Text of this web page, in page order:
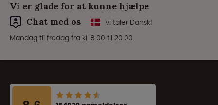
Vi er glade for at kunne hjælpe
Chat med os
Vi taler Dansk!
Mandag til fredag fra kl. 8.00 til 20.00.